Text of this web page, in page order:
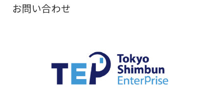
お問い合わせ